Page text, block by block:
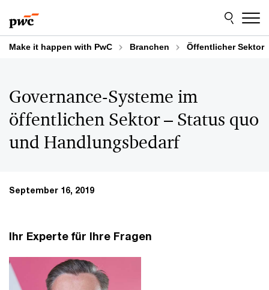
to
content
to
footer
Make it happen with PwC Branchen Öffentlicher Sektor
Governance-Systeme im
öffentlichen Sektor – Status quo
und Handlungsbedarf
September 16, 2019
Ihr Experte für Ihre Fragen